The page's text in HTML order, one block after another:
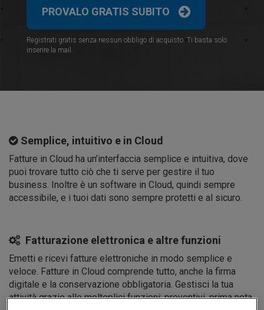
PROVALO GRATIS SUBITO
Registrati gratis senza nessun obbligo di acquisto. Ti basta solo
inserire la mail.
Semplice, intuitivo e in Cloud
Fatture in Cloud ha un’interfaccia semplice e intuitiva, dove
puoi trovare tutto ciò che ti serve per gestire il tuo
business. Inoltre è un software in Cloud, quindi sempre
accessibile, e i tuoi dati sono sempre protetti e al sicuro.
Fatturazione elettronica e altre funzioni
Emetti e ricevi fatture elettroniche in modo semplice e
veloce. Fatture in Cloud comprende tutto, anche la firma
digitale e la conservazione obbligatoria. Gestisci la tua
attività grazie alle molteplici funzioni: preventivi, prima nota,